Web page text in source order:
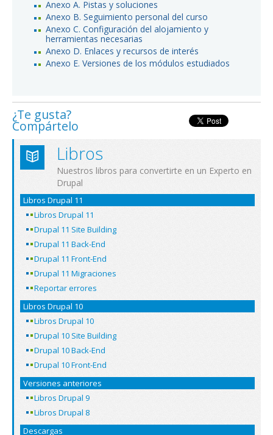
Anexo A. Pistas y soluciones
Anexo B. Seguimiento personal del curso
Anexo C. Configuración del alojamiento y
herramientas necesarias
Anexo D. Enlaces y recursos de interés
Anexo E. Versiones de los módulos estudiados
¿Te gusta?
Compártelo
Libros
Nuestros libros para convertirte en un Experto en
Drupal
Libros Drupal 11
Libros Drupal 11
Drupal 11 Site Building
Drupal 11 Back-End
Drupal 11 Front-End
Drupal 11 Migraciones
Reportar errores
Libros Drupal 10
Libros Drupal 10
Drupal 10 Site Building
Drupal 10 Back-End
Drupal 10 Front-End
Versiones anteriores
Libros Drupal 9
Libros Drupal 8
Descargas